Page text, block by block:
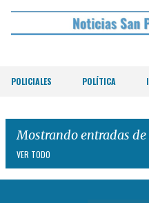
Ir al
POLICIALES POLÍTICA
Mostrando entradas
VER TODO